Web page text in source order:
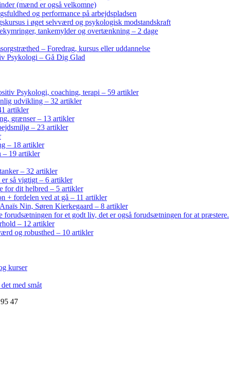
(mænd er også velkomne)
og performance på arbejdspladsen
i øget selvværd og psykologisk modstandskraft
tankemylder og overtænkning – 2 dage
– Foredrag, kursus eller uddannelse
Psykologi – Gå Dig Glad
Psykologi, coaching, terapi – 59 artikler
udvikling – 32 artikler
artikler
grænser – 13 artikler
– 23 artikler
– 18 artikler
– 19 artikler
– 32 artikler
så vigtigt – 6 artikler
for dit helbred – 5 artikler
+ fordelen ved at gå – 11 artikler
Nin, Søren Kierkegaard – 8 artikler
forudsætningen for et godt liv, det er også forudsætningen for at præstere.
– 12 artikler
og robusthed – 10 artikler
kurser
med småt
47